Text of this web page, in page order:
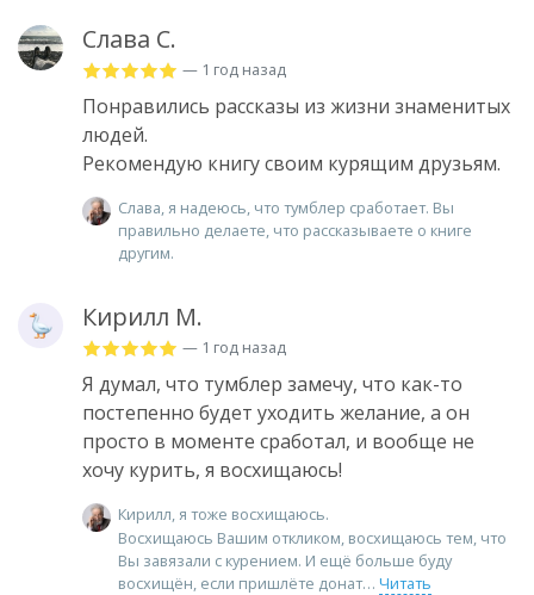
Слава С.
— 1 год назад
Понравились рассказы из жизни знаменитых
людей.
Рекомендую книгу своим курящим друзьям.
Слава, я надеюсь, что тумблер сработает. Вы
правильно делаете, что рассказываете о книге
другим.
Кирилл М.
— 1 год назад
Я думал, что тумблер замечу, что как-то
постепенно будет уходить желание, а он
просто в моменте сработал, и вообще не
хочу курить, я восхищаюсь!
Кирилл, я тоже восхищаюсь.
Восхищаюсь Вашим откликом, восхищаюсь тем, что
Вы завязали с курением. И ещё больше буду
восхищён, если пришлёте донат
Читать